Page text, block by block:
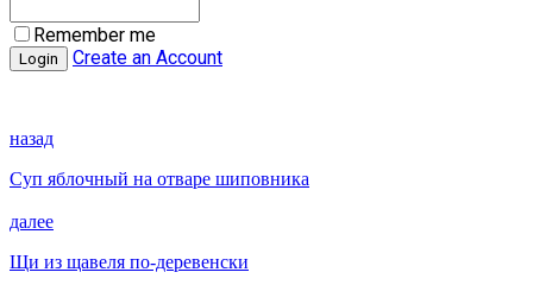
Remember me
Create an Account
назад
Суп яблочный на отваре шиповника
далее
Щи из щавеля по-деревенски